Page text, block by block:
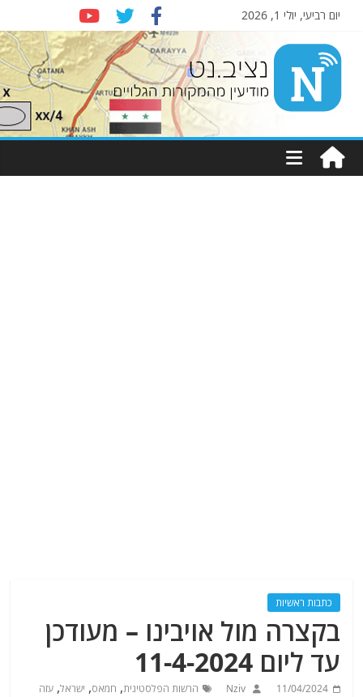
יום רביעי, יולי 1, 2026
Nziv.net
מודיעין
מהמקורות
כתבות ראשיות
בקצרה מול אויבינו – מעודכן
עד ליום 11-4-2024
11/04/2024
Nziv הרשות הפלסטינית, חמאס, ישראל,עזה